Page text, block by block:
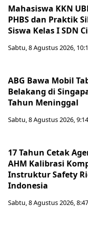
Mahasiswa KKN
PHBS dan Praktik
Siswa Kelas I SDN
Sabtu, 8 Agustus 2026,
ABG Bawa Mobil
Belakang di
Tahun Meninggal
Sabtu, 8 Agustus 2026,
17 Tahun Cetak
AHM Kalibrasi
Instruktur Safety
Indonesia
Sabtu, 8 Agustus 2026,